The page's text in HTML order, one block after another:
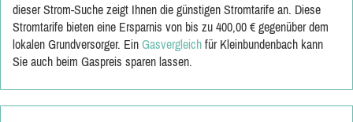
dieser Strom-Suche zeigt Ihnen die günstigen Stromtarife an. Diese
Stromtarife bieten eine Ersparnis von bis zu 400,00 € gegenüber dem
lokalen Grundversorger. Ein Gasvergleich für Kleinbundenbach kann
Sie auch beim Gaspreis sparen lassen.